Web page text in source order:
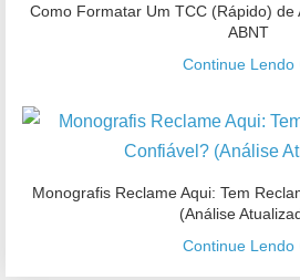
Como Formatar Um TCC (Rápido) de
ABNT
Continue Lendo
Monografis Reclame Aqui: Tem
(Análise
Continue Lendo